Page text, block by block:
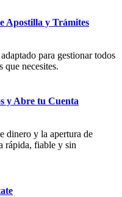
Apostilla y Trámites
para gestionar todos
que necesites.
y Abre tu Cuenta
dinero y la apertura de
rápida, fiable y sin